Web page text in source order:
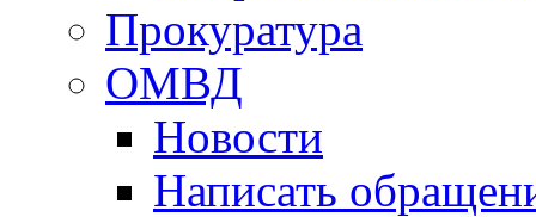
Прокуратура
ОМВД
Новости
Написать